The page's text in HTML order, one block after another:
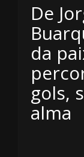
De
da
gols,
alma